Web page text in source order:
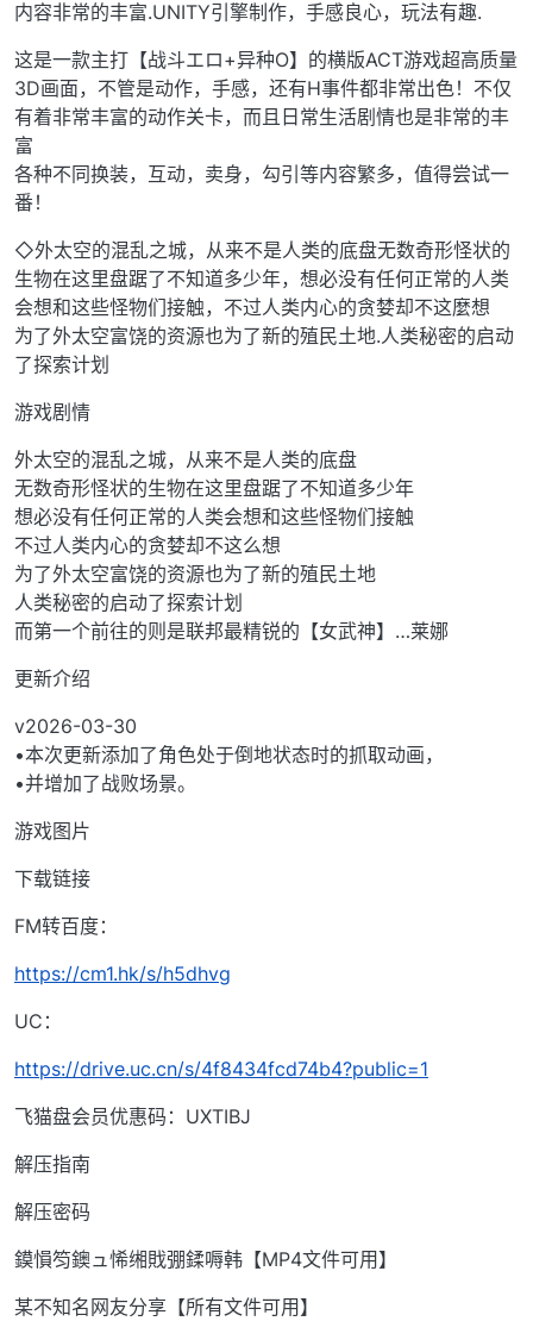
内容非常的丰富.UNITY引擎制作，手感良心，玩法有趣.
这是一款主打【战斗エロ+异种O】的横版ACT游戏超高质量
3D画面，不管是动作，手感，还有H事件都非常出色！不仅
有着非常丰富的动作关卡，而且日常生活剧情也是非常的丰
富
各种不同换装，互动，卖身，勾引等内容繁多，值得尝试一
番！
◇外太空的混乱之城，从来不是人类的底盘无数奇形怪状的
生物在这里盘踞了不知道多少年，想必没有任何正常的人类
会想和这些怪物们接触，不过人类内心的贪婪却不这麼想
为了外太空富饶的资源也为了新的殖民土地.人类秘密的启动
了探索计划
游戏剧情
外太空的混乱之城，从来不是人类的底盘
无数奇形怪状的生物在这里盘踞了不知道多少年
想必没有任何正常的人类会想和这些怪物们接触
不过人类内心的贪婪却不这么想
为了外太空富饶的资源也为了新的殖民土地
人类秘密的启动了探索计划
而第一个前往的则是联邦最精锐的【女武神】…莱娜
更新介绍
v2026-03-30
•本次更新添加了角色处于倒地状态时的抓取动画，
•并增加了战败场景。
游戏图片
下载链接
FM转百度：
https://cm1.hk/s/h5dhvg
UC：
https://drive.uc.cn/s/4f8434fcd74b4?public=1
飞猫盘会员优惠码：UXTIBJ
解压指南
解压密码
鏌愪笉鐭ュ悕缃戝弸鍒嗕韩【MP4文件可用】
某不知名网友分享【所有文件可用】